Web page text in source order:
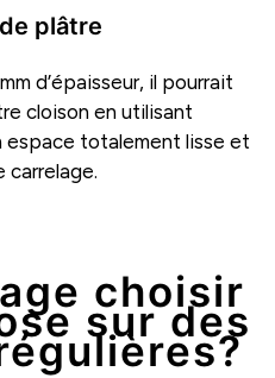
plâtre
d’épaisseur, il pourrait
cloison en utilisant
espace totalement lisse et
carrelage.
choisir
sur des